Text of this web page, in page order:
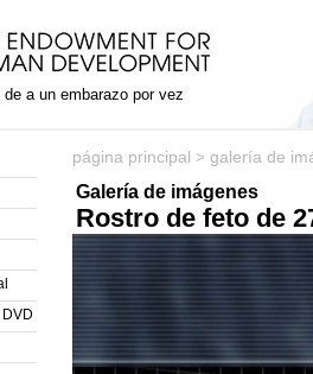
a un embarazo por vez
página principal > galería de
Galería de imágenes
Rostro de feto de